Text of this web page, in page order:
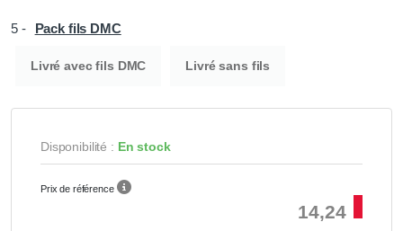
5 - Pack fils DMC
Livré avec fils DMC Livré sans fils
Disponibilité : En stock
Prix de référence
14,24